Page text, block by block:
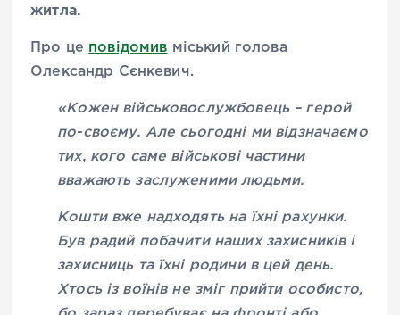
житла.
Про це повідомив міський голова
Олександр Сєнкевич.
«Кожен військовослужбовець – герой
по-своєму. Але сьогодні ми відзначаємо
тих, кого саме військові частини
вважають заслуженими людьми.
Кошти вже надходять на їхні рахунки.
Був радий побачити наших захисників і
захисниць та їхні родини в цей день.
Хтось із воїнів не зміг прийти особисто,